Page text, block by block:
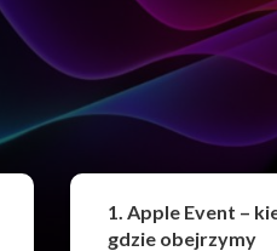
1. Apple Event –
gdzie obejrzymy